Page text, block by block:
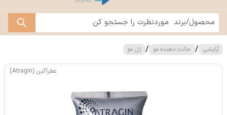
آرایشی / حالت دهنده مو / ژل مو
عطرآگین (Atragin)